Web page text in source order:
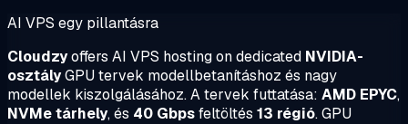
AI VPS egy pillantásra
Cloudzyoffers AI VPS hosting on dedicated NVIDIA-
osztályGPU tervek modellbetanításhoz és nagy
modellek kiszolgálásához. A tervek futtatása: AMD EPYC,
NVMe tárhely, és 40 Gbpsfeltöltés 13 régió. GPU